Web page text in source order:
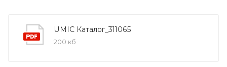
UMIC Каталог_311065
200 кб